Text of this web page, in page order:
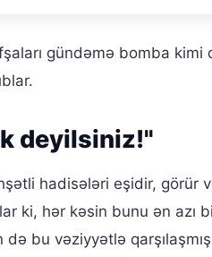
gündəmə bomba kimi
deyilsiniz!"
hadisələri eşidir, görür
ki, hər kəsin bunu ən azı
də bu vəziyyətlə